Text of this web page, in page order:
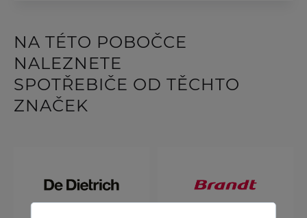
NA TÉTO POBOČCE
NALEZNETE
SPOTŘEBIČE OD TĚCHTO
ZNAČEK